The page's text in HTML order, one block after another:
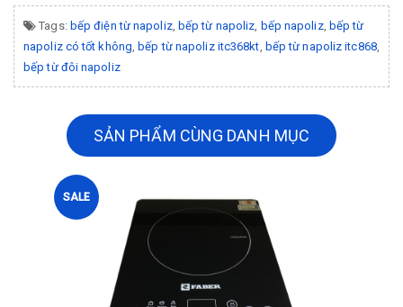
Tags: bếp điện từ napoliz, bếp từ napoliz, bếp napoliz, bếp từ
napoliz có tốt không, bếp từ napoliz itc368kt, bếp từ napoliz itc868,
bếp từ đôi napoliz
SẢN PHẨM CÙNG DANH MỤC
SALE